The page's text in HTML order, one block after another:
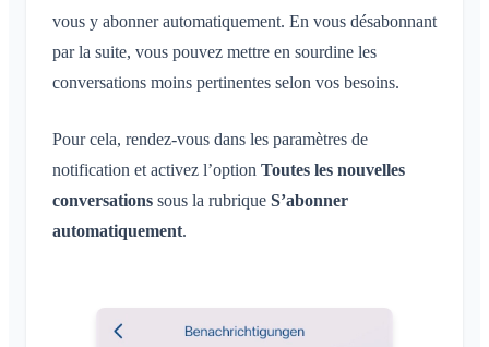
vous y abonner automatiquement. En vous désabonnant
par la suite, vous pouvez mettre en sourdine les
conversations moins pertinentes selon vos besoins.
Pour cela, rendez-vous dans les paramètres de
notification et activez l’option Toutes les nouvelles
conversations sous la rubrique S’abonner
automatiquement.